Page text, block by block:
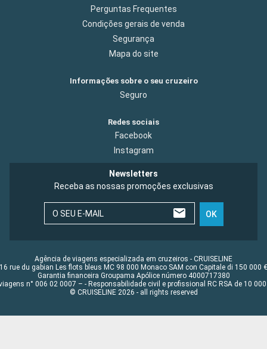
Perguntas Frequentes
Condições gerais de venda
Segurança
Mapa do site
Informações sobre o seu cruzeiro
Seguro
Redes sociais
Facebook
Instagram
Newsletters
Receba as nossas promoções exclusivas
O SEU E-MAIL OK
Agência de viagens especializada em cruzeiros - CRUISELINE
16 rue du gabian Les flots bleus MC 98 000 Monaco SAM con Capitale di 150 000 €
Garantia financeira Groupama Apólice número 4000717380
n° 006 02 0007 – - Responsabilidade civil e profissional RC RSA de 10 000
© CRUISELINE 2026 - all rights reserved